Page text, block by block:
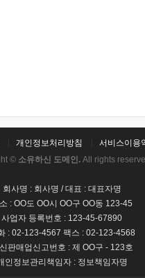
개인정보처리방침
서비스이용
© 소유하신 도메인. All rights
회사명 : 회사명 / 대표 : 대표자명
: OO도 OO시 OO구 OO동 123-45
사업자 등록번호 : 123-45-67890
: 02-123-4567 팩스 : 02-123-4568
판매업신고번호 : 제 OO구 - 123호
인정보관리책임자 : 정보책임자명